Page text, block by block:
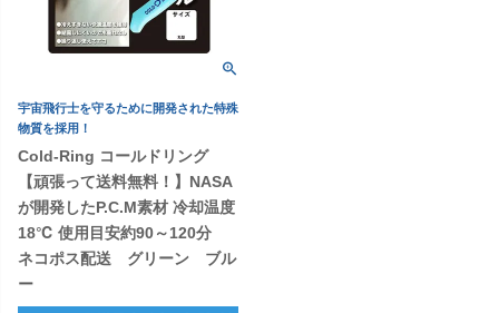
宇宙飛行士を守るために開発された特殊
物質を採用！
Cold-Ring コールドリング
【頑張って送料無料！】NASA
が開発したP.C.M素材 冷却温度
18℃ 使用目安約90～120分
ネコポス配送 グリーン ブル
ー